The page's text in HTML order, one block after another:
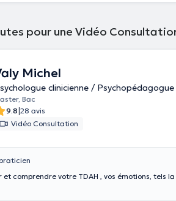
pour une Vidéo
Michel
clinicienne / Psychopédagogue
Bac
9.8|28 avis
Vidéo Consultation
et comprendre votre TDAH , vos émotions, tels